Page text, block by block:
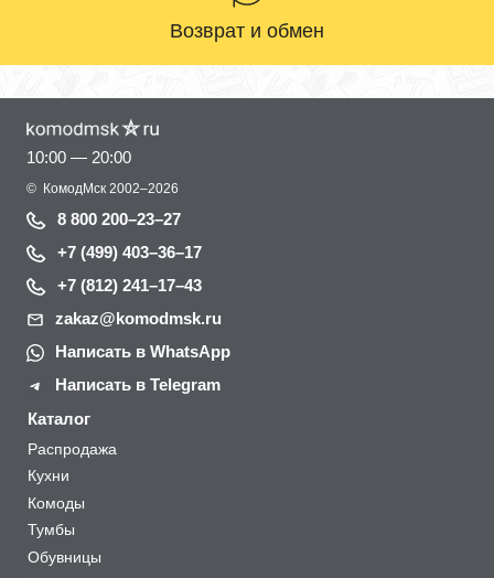
Возврат и обмен
10:00 — 20:00
© КомодМск 2002–2026
8 800 200–23–27
+7 (499) 403–36–17
+7 (812) 241–17–43
zakaz@komodmsk.ru
Написать в WhatsApp
Написать в Telegram
Каталог
Распродажа
Кухни
Комоды
Тумбы
Обувницы